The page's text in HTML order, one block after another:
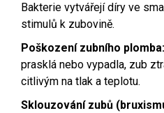
Bakterie vytvářejí díry ve
stimulů k zubovině.
Poškození zubního plomba:
prasklá nebo vypadla, zub
citlivým na tlak a teplotu.
Sklouzování zubů